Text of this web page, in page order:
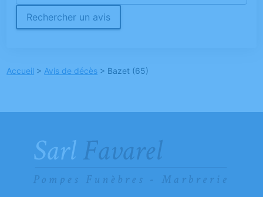
Rechercher un avis
Accueil > Avis de décès > Bazet (65)